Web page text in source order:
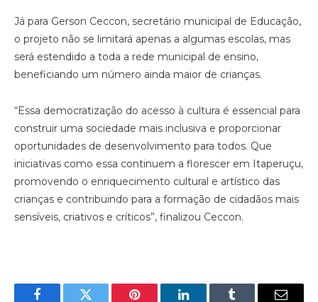
Já para Gerson Ceccon, secretário municipal de Educação,
o projeto não se limitará apenas a algumas escolas, mas
será estendido a toda a rede municipal de ensino,
beneficiando um número ainda maior de crianças.
“Essa democratização do acesso à cultura é essencial para
construir uma sociedade mais inclusiva e proporcionar
oportunidades de desenvolvimento para todos. Que
iniciativas como essa continuem a florescer em Itaperuçu,
promovendo o enriquecimento cultural e artístico das
crianças e contribuindo para a formação de cidadãos mais
sensíveis, criativos e críticos”, finalizou Ceccon.